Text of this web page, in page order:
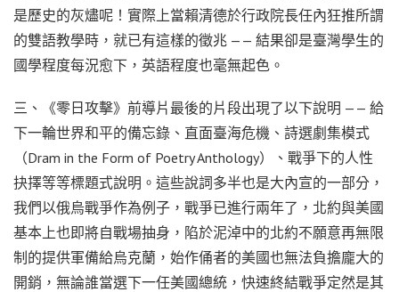
是歷史的灰燼呢！實際上當賴清德於行政院長任內狂推所謂
的雙語教學時，就已有這樣的徵兆 —— 結果卻是臺灣學生的
國學程度每況愈下，英語程度也毫無起色。
三、《零日攻擊》前導片最後的片段出現了以下說明 —— 給
下一輪世界和平的備忘錄、直面臺海危機、詩選劇集模式
（Dram in the Form of Poetry Anthology）、戰爭下的人性
抉擇等等標題式說明。這些說詞多半也是大內宣的一部分，
我們以俄烏戰爭作為例子，戰爭已進行兩年了，北約與美國
基本上也即將自戰場抽身，陷於泥淖中的北約不願意再無限
制的提供軍備給烏克蘭，始作俑者的美國也無法負擔龐大的
開銷，無論誰當選下一任美國總統，快速終結戰爭定然是其